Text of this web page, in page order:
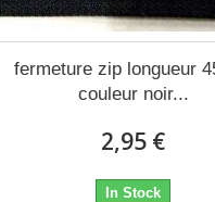
fermeture zip longueur
couleur noir...
2,95 €
In Stock